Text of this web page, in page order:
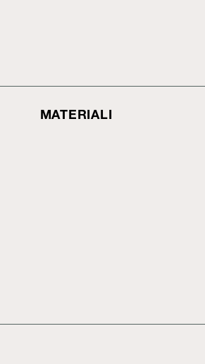
MATERIALI